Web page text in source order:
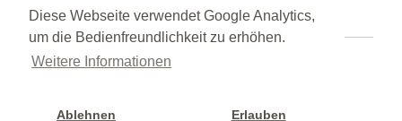
Diese Webseite verwendet Google Analytics,
um die Bedienfreundlichkeit zu erhöhen.
Weitere Informationen
Ablehnen Erlauben
Adressen Kontakt Sitemap
© 2026 Ortsverein Flieden